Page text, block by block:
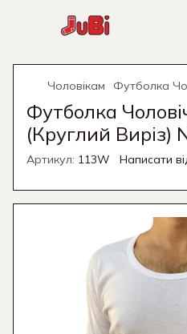
Чоловікам Футболка
Футболка
(Круглий Виріз)
Артикул: 113W Написати